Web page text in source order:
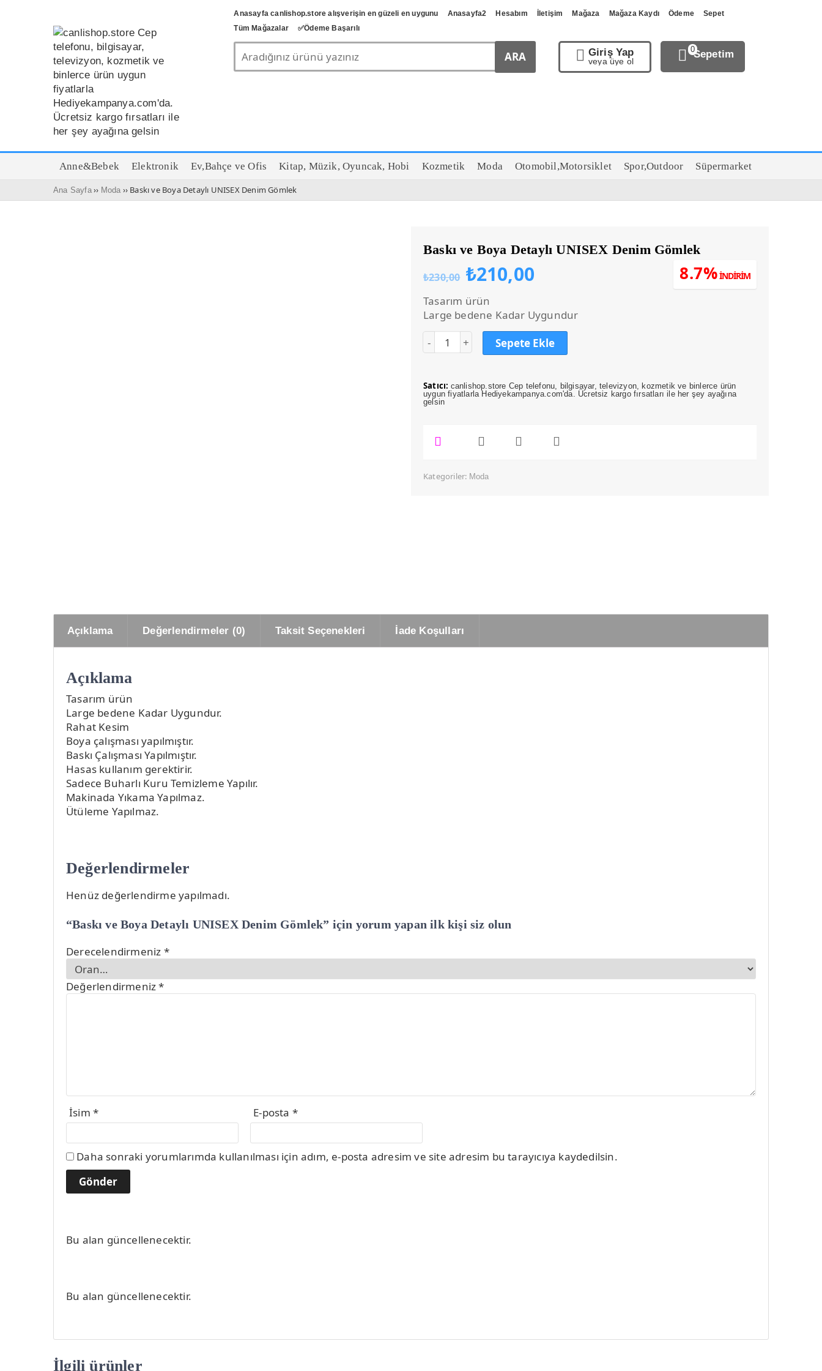
Anasayfa canlishop.store alışverişin en güzeli en uygunu Anasayfa2 Hesabım İletişim Mağaza Mağaza Kaydı Ödeme
Sepet
Tüm Mağazalar
✅️Ödeme Başarılı
Giriş Yap
veya üye ol
0Sepetim
Anne&Bebek Elektronik Ev,Bahçe ve Ofis Kitap, Müzik, Oyuncak, Hobi Kozmetik Moda Otomobil,Motorsiklet Spor,Outdoor Süpermarket
Ana Sayfa›› Moda ›› Baskı ve Boya Detaylı UNISEX Denim Gömlek
Baskı ve Boya Detaylı UNISEX Denim Gömlek
₺230,00 Orijinal
fiyat:
₺230,00.
₺210,00
₺210,00.
8.7%İNDİRİM
Tasarım ürün
Large bedene Kadar Uygundur
Sepete Ekle
Satıcı: canlishop.store Cep telefonu, bilgisayar, televizyon, kozmetik ve binlerce ürün
uygun fiyatlarla Hediyekampanya.com'da. Ücretsiz kargo fırsatları ile her şey ayağına
gelsin
Kategoriler: Moda
Açıklama Değerlendirmeler (0) Taksit Seçenekleri İade Koşulları
Açıklama
Tasarım ürün
Large bedene Kadar Uygundur.
Rahat Kesim
Boya çalışması yapılmıştır.
Baskı Çalışması Yapılmıştır.
Hasas kullanım gerektirir.
Sadece Buharlı Kuru Temizleme Yapılır.
Makinada Yıkama Yapılmaz.
Ütüleme Yapılmaz.
Değerlendirmeler
Henüz değerlendirme yapılmadı.
“Baskı ve Boya Detaylı UNISEX Denim Gömlek” için yorum yapan ilk kişi siz olun
Derecelendirmeniz *
Değerlendirmeniz*
İsim * E-posta *
Daha sonraki yorumlarımda kullanılması için adım, e-posta adresim ve site adresim bu tarayıcıya kaydedilsin.
Bu alan güncellenecektir.
Bu alan güncellenecektir.
İlgili ürünler